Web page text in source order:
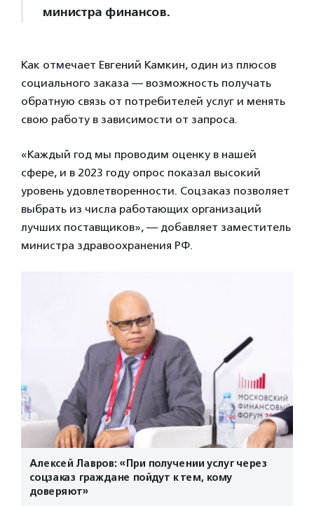
министра финансов.
Как отмечает Евгений Камкин, один из плюсов
социального заказа — возможность получать
обратную связь от потребителей услуг и менять
свою работу в зависимости от запроса.
«Каждый год мы проводим оценку в нашей
сфере, и в 2023 году опрос показал высокий
уровень удовлетворенности. Соцзаказ позволяет
выбрать из числа работающих организаций
лучших поставщиков», — добавляет заместитель
министра здравоохранения РФ.
Алексей Лавров: «При получении услуг через
соцзаказ граждане пойдут к тем, кому
доверяют»